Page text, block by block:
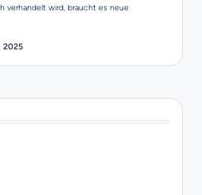
verhandelt wird, braucht es neue
2025